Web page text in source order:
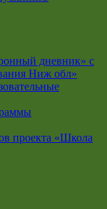
дневник» с
Ниж обл»
проекта «Школа